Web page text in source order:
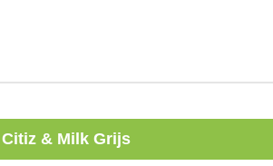
& Milk Grijs